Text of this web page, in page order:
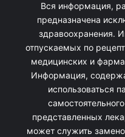
Вся информация,
предназначена
здравоохранения.
отпускаемых по
медицинских и
Информация,
использоваться
представленных
может служить